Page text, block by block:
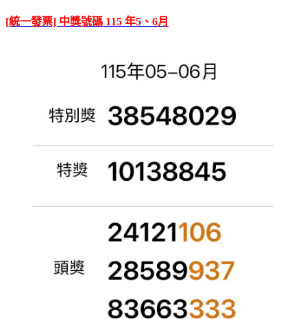
[統一發票] 中獎號碼 115 年5、6月